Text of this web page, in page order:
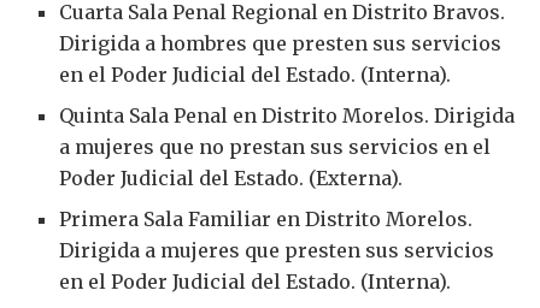
Cuarta Sala Penal Regional en Distrito Bravos.
Dirigida a hombres que presten sus servicios
en el Poder Judicial del Estado. (Interna).
Quinta Sala Penal en Distrito Morelos. Dirigida
a mujeres que no prestan sus servicios en el
Poder Judicial del Estado. (Externa).
Primera Sala Familiar en Distrito Morelos.
Dirigida a mujeres que presten sus servicios
en el Poder Judicial del Estado. (Interna).